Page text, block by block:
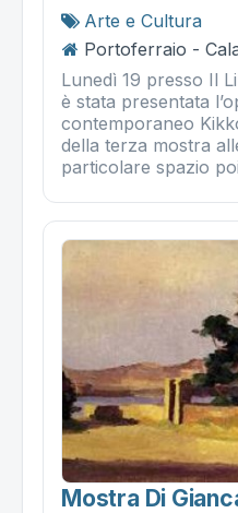
Arte e Cultura
Portoferraio -
Lunedì 19 presso Il
è stata presentata
contemporaneo
della terza mostra
particolare spazio
Mostra Di